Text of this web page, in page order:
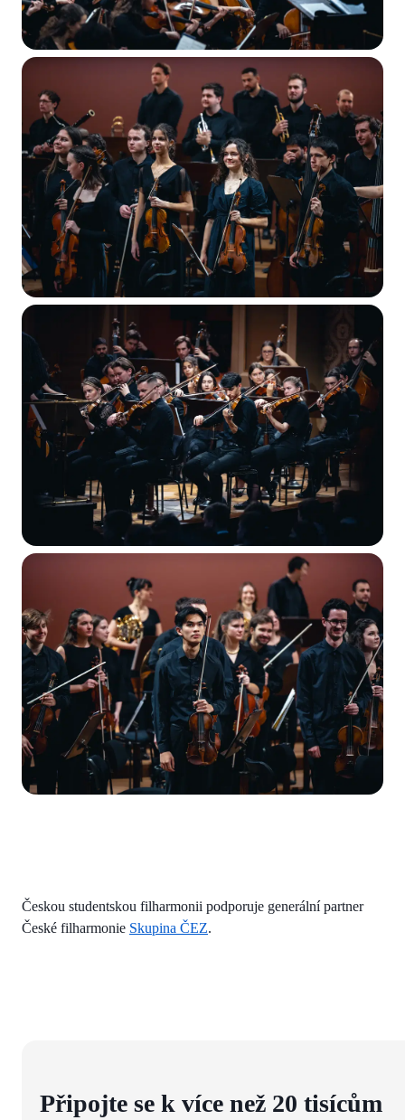
Českou studentskou filharmonii podporuje generální partner
České filharmonie Skupina ČEZ.
Připojte se k více než 20 tisícům